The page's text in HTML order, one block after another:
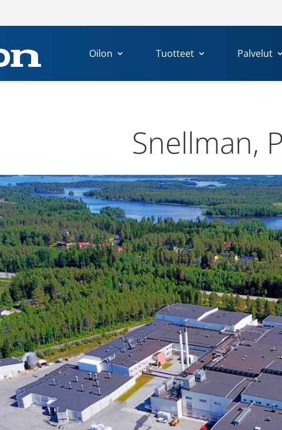
Oilon Tuotteet Palvelut
Snell­man,